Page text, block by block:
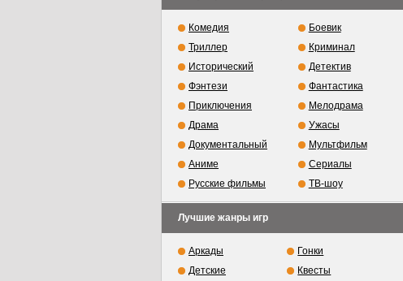
Комедия
Боевик
Триллер
Криминал
Исторический
Детектив
Фэнтези
Фантастика
Приключения
Мелодрама
Драма
Ужасы
Документальный
Мультфильм
Аниме
Сериалы
Русские фильмы
ТВ-шоу
Лучшие жанры игр
Аркады
Гонки
Детские
Квесты